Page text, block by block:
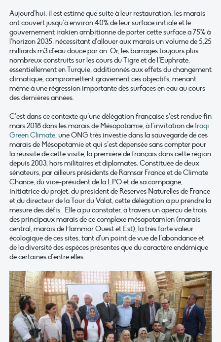
Aujourd’hui, il est estimé que suite à leur restauration, les marais
ont couvert jusqu’à environ 40% de leur surface initiale et le
gouvernement irakien ambitionne de porter cette surface à 75% à
l’horizon 2035, nécessitant d’allouer aux marais un volume de 5,25
milliards m3 d’eau douce par an. Or, les barrages toujours plus
nombreux construits sur les cours du Tigre et de l’Euphrate,
essentiellement en Turquie, additionnés aux effets du changement
climatique, compromettent gravement ces objectifs, menant
même à une régression importante des surfaces en eau au cours
des dernières années.
C’est dans ce contexte qu’une délégation française s’est rendue fin
mars 2018 dans les marais de Mésopotamie, à l’invitation de Iraqi
Green Climate, une ONG très investie dans la sauvegarde de ces
marais de Mésopotamie et qui s’est dépensée sans compter pour
la réussite de cette visite, la première de français dans cette région
depuis 2003, hors militaires et diplomates. Constituée de deux
sénateurs, par ailleurs présidents de Ramsar France et de Climate
Chance, du vice-président de la LPO et de sa compagne,
initiatrice du projet, du président de Réserves Naturelles de France
et du directeur de la Tour du Valat, cette délégation a pu prendre la
mesure des défis. Elle a pu constater, à travers un aperçu de trois
des principaux marais de ce complexe mésopotamien (marais
central, marais de Hammar Ouest et Est), la très forte valeur
écologique de ces sites, tant d’un point de vue de l’abondance et
de la diversité des espèces présentes que du caractère endémique
de certaines d’entre elles.